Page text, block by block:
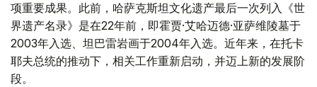
项重要成果。此前，哈萨克斯坦文化遗产最后一次列入《世
界遗产名录》是在22年前，即霍贾·艾哈迈德·亚萨维陵墓于
2003年入选、坦巴雷岩画于2004年入选。近年来，在托卡
耶夫总统的推动下，相关工作重新启动，并迈上新的发展阶
段。